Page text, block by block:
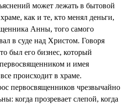
может лежать в бытовой
как и те, кто менял деньги,
Анны, того самого
в суде над Христом. Говоря
был его бизнес, который
и имея
происходит в храме.
первосвященников чрезвычайно
когда прозревает слепой, когда